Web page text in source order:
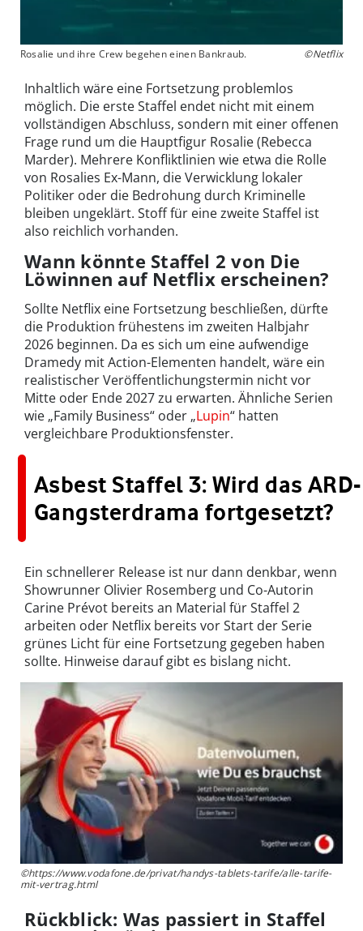
Rosalie und ihre Crew begehen einen Bankraub. ©Netflix
Inhaltlich wäre eine Fortsetzung problemlos
möglich. Die erste Staffel endet nicht mit einem
vollständigen Abschluss, sondern mit einer offenen
Frage rund um die Hauptfigur Rosalie (Rebecca
Marder). Mehrere Konfliktlinien wie etwa die Rolle
von Rosalies Ex-Mann, die Verwicklung lokaler
Politiker oder die Bedrohung durch Kriminelle
bleiben ungeklärt. Stoff für eine zweite Staffel ist
also reichlich vorhanden.
Wann könnte Staffel 2 von Die
Löwinnen auf Netflix erscheinen?
Sollte Netflix eine Fortsetzung beschließen, dürfte
die Produktion frühestens im zweiten Halbjahr
2026 beginnen. Da es sich um eine aufwendige
Dramedy mit Action-Elementen handelt, wäre ein
realistischer Veröffentlichungstermin nicht vor
Mitte oder Ende 2027 zu erwarten. Ähnliche Serien
wie „Family Business“ oder „Lupin“ hatten
vergleichbare Produktionsfenster.
Asbest Staffel 3: Wird das ARD-
Gangsterdrama fortgesetzt?
Ein schnellerer Release ist nur dann denkbar, wenn
Showrunner Olivier Rosemberg und Co-Autorin
Carine Prévot bereits an Material für Staffel 2
arbeiten oder Netflix bereits vor Start der Serie
grünes Licht für eine Fortsetzung gegeben haben
sollte. Hinweise darauf gibt es bislang nicht.
©https://www.vodafone.de/privat/handys-tablets-tarife/alle-tarife-
mit-vertrag.html
Rückblick: Was passiert in Staffel